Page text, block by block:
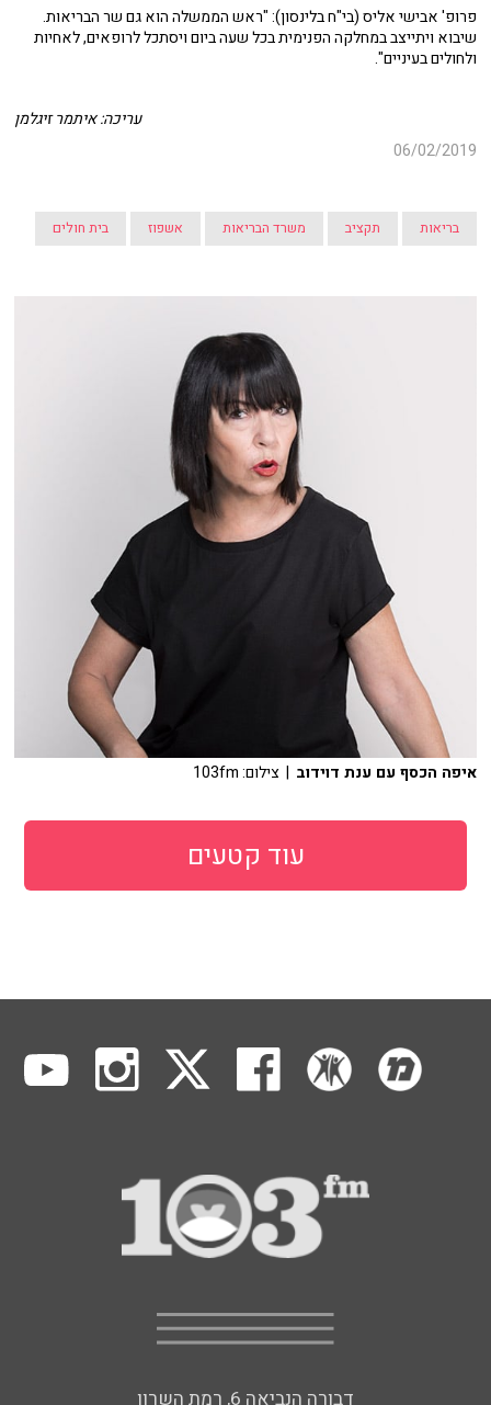
פרופ' אבישי אליס (בי"ח בלינסון): "ראש הממשלה הוא גם שר הבריאות.
שיבוא ויתייצב במחלקה הפנימית בכל שעה ביום ויסתכל לרופאים, לאחיות
ולחולים בעיניים".
עריכה: איתמר זיגלמן
06/02/2019
בריאות תקציב משרד הבריאות אשפוז בית חולים
איפה הכסף עם ענת דוידוב | צילום: 103fm
עוד קטעים
דבורה הנביאה 6, רמת השרון